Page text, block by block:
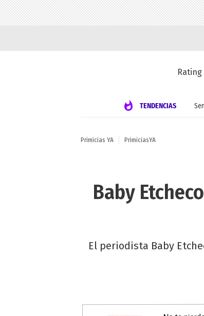
Rating
TENDENCIAS
Primicias YA PrimiciasYA
Baby
El periodista Baby